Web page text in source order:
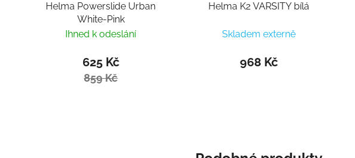
Helma Powerslide Urban
White-Pink
Ihned k odeslání
625 Kč
859 Kč
Helma K2 VARSITY bílá
Skladem externě
968 Kč